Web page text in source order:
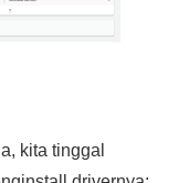
kita tinggal